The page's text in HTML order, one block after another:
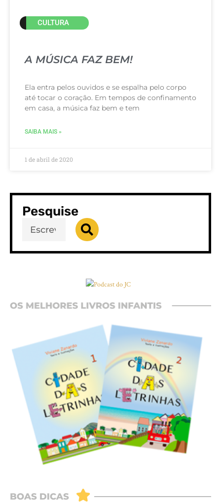
CULTURA
A MÚSICA FAZ BEM!
Ela entra pelos ouvidos e se espalha pelo corpo
até tocar o coração. Em tempos de confinamento
em casa, a música faz bem e tem
SAIBA MAIS »
1 de abril de 2020
Pesquise